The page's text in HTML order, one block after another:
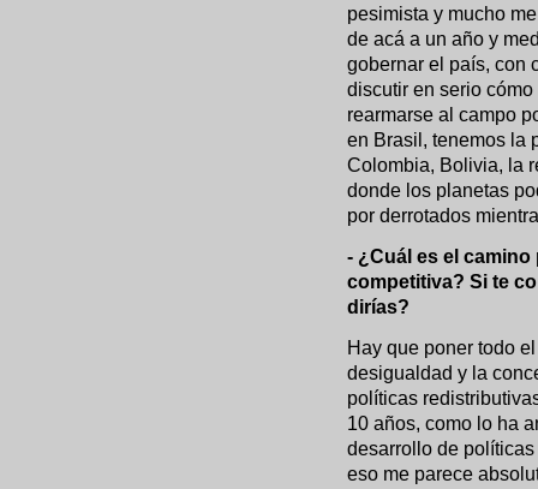
pesimista y mucho
de acá a un año y
gobernar el país, con
discutir en serio
rearmarse al campo
en Brasil, tenemos la
Colombia, Bolivia, la
donde los planetas
por derrotados
- ¿Cuál es el
competitiva? Si te
dirías?
Hay que poner todo
desigualdad y la
políticas
10 años, como lo ha
desarrollo de
eso me parece